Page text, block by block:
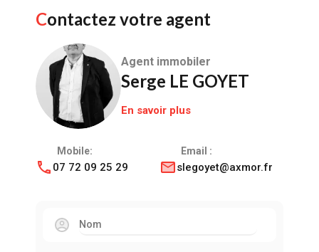
Contactez votre agent
Agent immobiler
Serge LE GOYET
En savoir plus
Mobile:
07 72 09 25 29
Email :
slegoyet@axmor.fr